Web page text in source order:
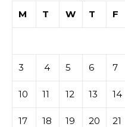
M
T W T F
3 4 5 6 7
10 11 12 13 14
17 18 19 20 21